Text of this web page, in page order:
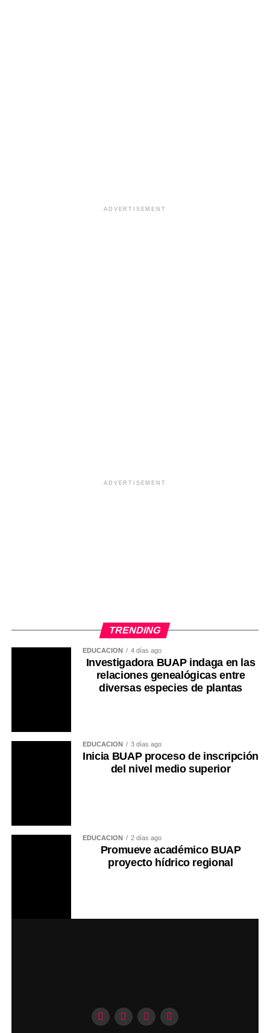
ADVERTISEMENT
ADVERTISEMENT
TRENDING
EDUCACIÓN 4 días ago
Investigadora BUAP indaga en las
relaciones genealógicas entre
diversas especies de plantas
EDUCACIÓN 3 días ago
Inicia BUAP proceso de inscripción
del nivel medio superior
EDUCACIÓN 2 días ago
Promueve académico BUAP
proyecto hídrico regional